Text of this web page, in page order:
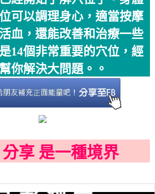
可以調理身心，適當按摩
血，還能改善和治療一些
14個非常重要的穴位，經
你解決大問題。。
享 是一種境界